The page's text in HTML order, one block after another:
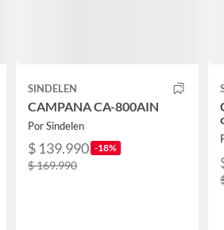
SINDELEN
CAMPANA CA-800AIN
Por Sindelen
$ 139.990 -18%
$ 169.990